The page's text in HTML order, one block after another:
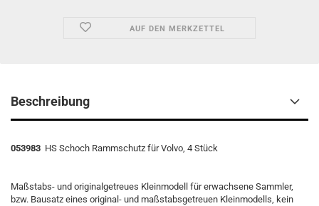
AUF DEN MERKZETTEL
Beschreibung
053983 HS Schoch Rammschutz für Volvo, 4 Stück
Maßstabs- und originalgetreues Kleinmodell für erwachsene Sammler,
bzw. Bausatz eines original- und maßstabsgetreuen Kleinmodells, kein